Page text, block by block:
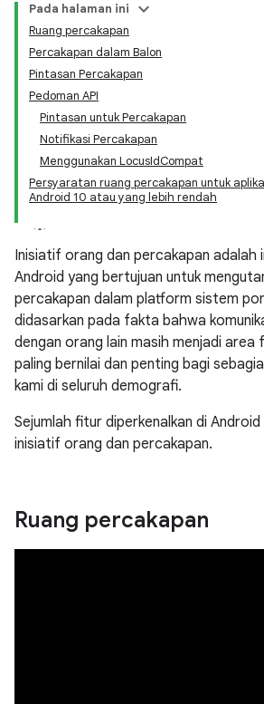
Pada halaman ini
Ruang percakapan
Percakapan dalam Balon
Pintasan Percakapan
Pedoman API
Pintasan untuk Percakapan
Notifikasi Percakapan
Menggunakan LocusIdCompat
Persyaratan ruang percakapan untuk
Android 10 atau yang lebih rendah
Inisiatif orang dan percakapan adalah
Android yang bertujuan untuk
percakapan dalam platform sistem
didasarkan pada fakta bahwa
dengan orang lain masih menjadi area
paling bernilai dan penting bagi
kami di seluruh demografi.
Sejumlah fitur diperkenalkan di Android
inisiatif orang dan percakapan.
Ruang percakapan